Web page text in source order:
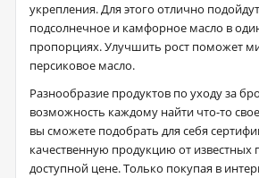
укрепления. Для этого отлично
подсолнечное и камфорное масло в
пропорциях. Улучшить рост поможет
персиковое масло.
Разнообразие продуктов по уходу за
возможность каждому найти что-то
вы сможете подобрать для себя
качественную продукцию от известных
доступной цене. Только покупая в